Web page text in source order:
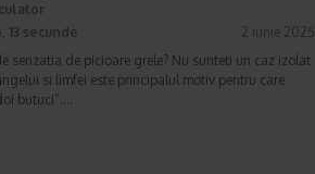
13 secunde
2 iunie 2025
senzatia de picioare grele? Nu sunteti un caz izolat.
si limfei este principalul motiv pentru care
butuci”.…